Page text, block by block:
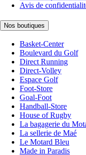
Avis de
Nos boutiques
Basket-Center
Boulevard du Golf
Direct Running
Direct-Volley
Espace Golf
Foot-Store
Goal-Foot
Handball-Store
House of Rugby
La bagagerie du
La sellerie de Maé
Le Motard Bleu
Made in Paradis